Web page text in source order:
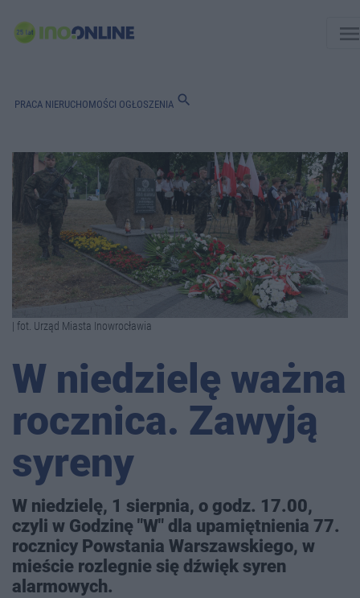
PRACA NIERUCHOMOŚCI OGŁOSZENIA search
| fot. Urząd Miasta Inowrocławia
W niedzielę ważna
rocznica. Zawyją
syreny
W niedzielę, 1 sierpnia, o godz. 17.00,
czyli w Godzinę "W" dla upamiętnienia 77.
rocznicy Powstania Warszawskiego, w
mieście rozlegnie się dźwięk syren
alarmowych.